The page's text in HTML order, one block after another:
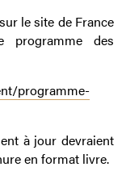
le site de France
programme des
programme-
à jour devraient
en format livre.